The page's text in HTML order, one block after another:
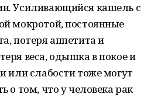
Усиливающийся кашель с
мокротой, постоянные
потеря аппетита и
веса, одышка в покое и
или слабости тоже могут
о том, что у человека рак